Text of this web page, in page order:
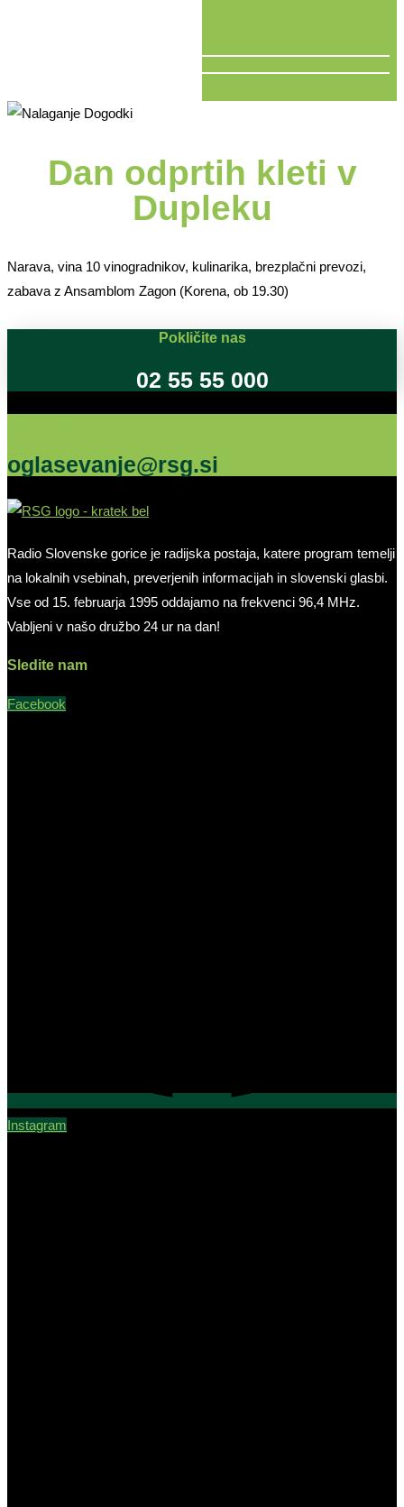
Dan odprtih kleti v
Dupleku
Narava, vina 10 vinogradnikov, kulinarika, brezplačni prevozi,
zabava z Ansamblom Zagon (Korena, ob 19.30)
Pokličite nas
02 55 55 000
oglasevanje@rsg.si
Radio Slovenske gorice je radijska postaja, katere program temelji
na lokalnih vsebinah, preverjenih informacijah in slovenski glasbi.
Vse od 15. februarja 1995 oddajamo na frekvenci 96,4 MHz.
Vabljeni v našo družbo 24 ur na dan!
Sledite nam
Facebook
Instagram